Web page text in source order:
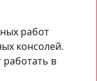
работ
консолей.
в